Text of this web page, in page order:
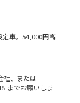
車。54,000円高
社、または
までお願いしま